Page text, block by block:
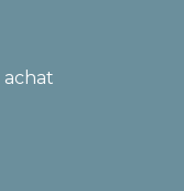
achat